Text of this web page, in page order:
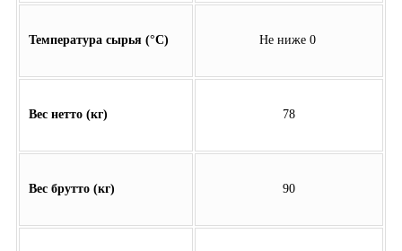
Температура сырья (°C) Не ниже 0
Вес нетто (кг) 78
Вес брутто (кг) 90